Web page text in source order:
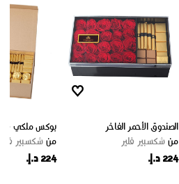
الصندوق الأحمر الفاخر
من شكسبير فلير
224 د.إ.
بوكس ملكي
من شكسبير
224 د.إ.